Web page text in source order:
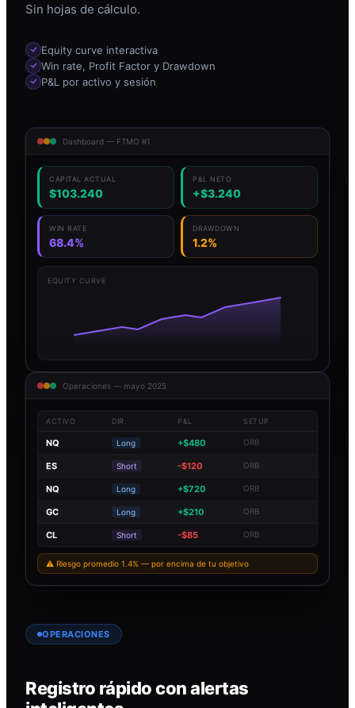
Sin hojas de cálculo.
Equity curve interactiva
Win rate, Profit Factor y Drawdown
P&L por activo y sesión
Dashboard — FTMO #1
CAPITAL ACTUAL
$103.240
P&L NETO
+$3.240
WIN RATE
68.4%
DRAWDOWN
1.2%
EQUITY CURVE
Operaciones — mayo 2025
ACTIVO DIR. P&L SETUP
NQ Long +$480 ORB
ES Short -$120 ORB
NQ Long +$720 ORB
GC Long +$210 ORB
CL Short -$85 ORB
⚠ Riesgo promedio 1.4% — por encima de tu objetivo
OPERACIONES
Registro rápido con alertas